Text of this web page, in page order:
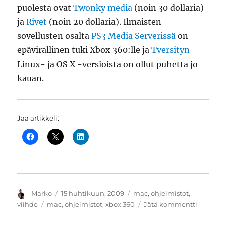
puolesta ovatTwonky media (noin 30 dollaria)
jaRivet (noin 20 dollaria). Ilmaisten
sovellusten osaltaPS3 Media Serverissä on
epävirallinen tuki Xbox 360:lle jaTversityn
Linux- ja OS X -versioista on ollut puhetta jo
kauan.
Jaa artikkeli:
Kirjoittaja
Marko Julkaistu
15 huhtikuun, 2009 Kategoriat
mac,ohjelmistot,
viihde
Avainsanat
mac,ohjelmistot,xbox 360 Jätä kommentti